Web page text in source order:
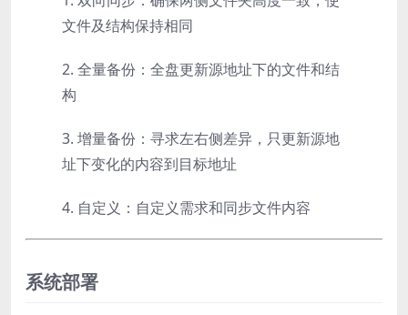
文件及结构保持相同
2. 全量备份：全盘更新源地址下的文件和结
构
3. 增量备份：寻求左右侧差异，只更新源地
址下变化的内容到目标地址
4. 自定义：自定义需求和同步文件内容
系统部署